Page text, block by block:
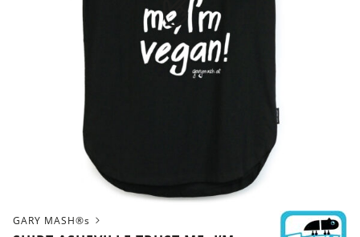
GARY MASH®s